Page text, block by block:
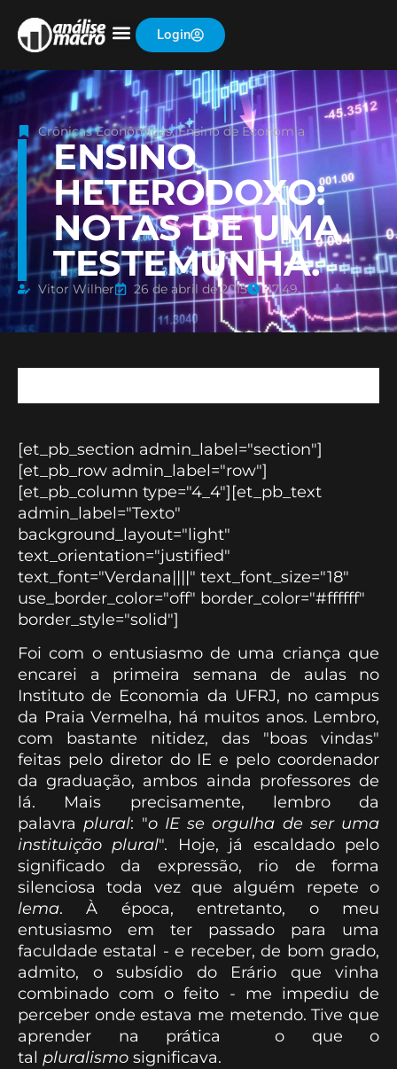
Login
Crônicas Econômicas,Ensino de Economia
ENSINO
HETERODOXO:
NOTAS DE UMA
TESTEMUNHA.
Vitor Wilher 26 de abril de 2015 17:49
[et_pb_section admin_label="section"]
[et_pb_row admin_label="row"]
[et_pb_column type="4_4"][et_pb_text
admin_label="Texto"
background_layout="light"
text_orientation="justified"
text_font="Verdana||||" text_font_size="18"
use_border_color="off" border_color="#ffffff"
border_style="solid"]
Foi com o entusiasmo de uma criança que
encarei a primeira semana de aulas no
Instituto de Economia da UFRJ, no campus
da Praia Vermelha, há muitos anos. Lembro,
com bastante nitidez, das "boas vindas"
feitas pelo diretor do IE e pelo coordenador
da graduação, ambos ainda professores de
lá. Mais precisamente, lembro da
palavra plural: "o IE se orgulha de ser uma
instituição plural". Hoje, já escaldado pelo
significado da expressão, rio de forma
silenciosa toda vez que alguém repete o
lema. À época, entretanto, o meu
entusiasmo em ter passado para uma
faculdade estatal - e receber, de bom grado,
admito, o subsídio do Erário que vinha
combinado com o feito - me impediu de
perceber onde estava me metendo. Tive que
aprender na prática o que o
tal pluralismo significava.